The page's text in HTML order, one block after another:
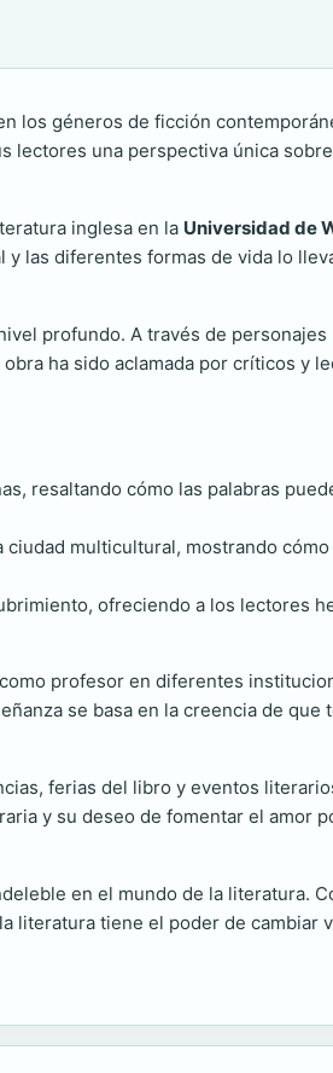
los géneros de ficción
lectores una perspectiva única
inglesa en la Universidad de
las diferentes formas de vida lo
profundo. A través de personajes
ha sido aclamada por críticos y
resaltando cómo las palabras
multicultural, mostrando
ofreciendo a los lectores
profesor en diferentes
se basa en la creencia de que
ferias del libro y eventos
y su deseo de fomentar el amor
en el mundo de la literatura.
literatura tiene el poder de cambiar